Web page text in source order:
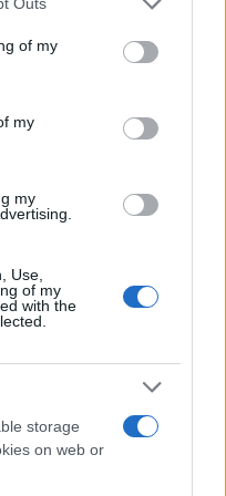
You may click to
its third-party tags to
in below Google
of my
my
my
Use,
of my
with the
storage
on web or